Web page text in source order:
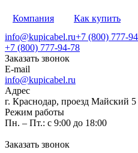
Компания Как купить
info@kupicabel.ru+7 (800) 777-
+7 (800) 777-94-78
Заказать звонок
E-mail
info@kupicabel.ru
Адрес
г. Краснодар, проезд Майский 5
Режим работы
Пн. – Пт.: с 9:00 до 18:00
Заказать звонок